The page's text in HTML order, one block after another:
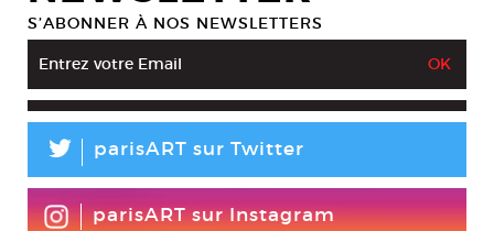
S’ABONNER À NOS NEWSLETTERS
L parisART sur Twitter
parisART sur Instagram